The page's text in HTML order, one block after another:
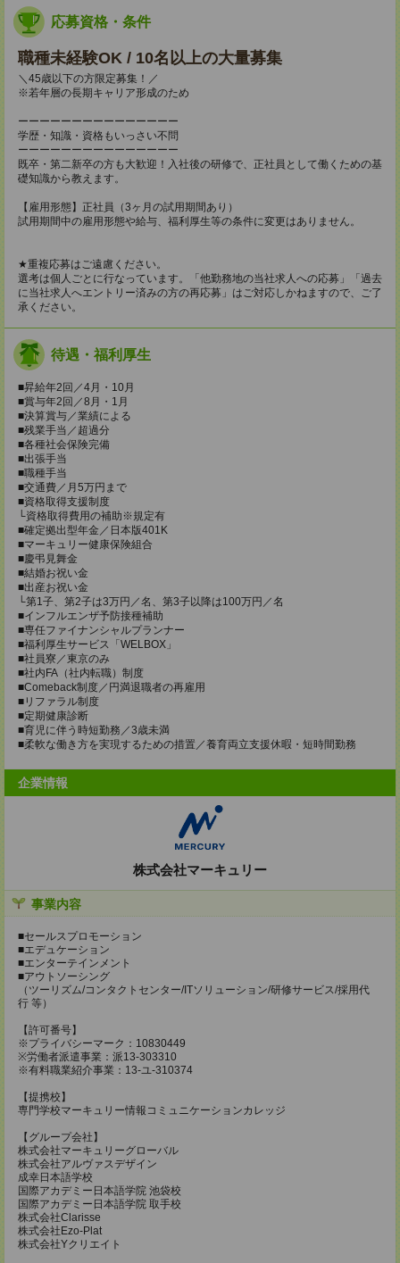
応募資格・条件
職種未経験OK / 10名以上の大量募集
＼45歳以下の方限定募集！／
※若年層の長期キャリア形成のため
ーーーーーーーーーーーーーーー
学歴・知識・資格もいっさい不問
ーーーーーーーーーーーーーーー
既卒・第二新卒の方も大歓迎！入社後の研修で、正社員として働くための基
礎知識から教えます。
【雇用形態】正社員（3ヶ月の試用期間あり）
試用期間中の雇用形態や給与、福利厚生等の条件に変更はありません。
★重複応募はご遠慮ください。
選考は個人ごとに行なっています。「他勤務地の当社求人への応募」「過去
に当社求人へエントリー済みの方の再応募」はご対応しかねますので、ご了
承ください。
待遇・福利厚生
■昇給年2回／4月・10月
■賞与年2回／8月・1月
■決算賞与／業績による
■残業手当／超過分
■各種社会保険完備
■出張手当
■職種手当
■交通費／月5万円まで
■資格取得支援制度
└資格取得費用の補助※規定有
■確定拠出型年金／日本版401K
■マーキュリー健康保険組合
■慶弔見舞金
■結婚お祝い金
■出産お祝い金
└第1子、第2子は3万円／名、第3子以降は100万円／名
■インフルエンザ予防接種補助
■専任ファイナンシャルプランナー
■福利厚生サービス「WELBOX」
■社員寮／東京のみ
■社内FA（社内転職）制度
■Comeback制度／円満退職者の再雇用
■リファラル制度
■定期健康診断
■育児に伴う時短勤務／3歳未満
■柔軟な働き方を実現するための措置／養育両立支援休暇・短時間勤務
企業情報
株式会社マーキュリー
事業内容
■セールスプロモーション
■エデュケーション
■エンターテインメント
■アウトソーシング
（ツーリズム/コンタクトセンター/ITソリューション/研修サービス/採用代
行 等）
【許可番号】
※プライバシーマーク：10830449
※労働者派遣事業：派13-303310
※有料職業紹介事業：13-ユ-310374
【提携校】
専門学校マーキュリー情報コミュニケーションカレッジ
【グループ会社】
株式会社マーキュリーグローバル
株式会社アルヴァスデザイン
成幸日本語学校
国際アカデミー日本語学院 池袋校
国際アカデミー日本語学院 取手校
株式会社Clarisse
株式会社Ezo-Plat
株式会社Yクリエイト